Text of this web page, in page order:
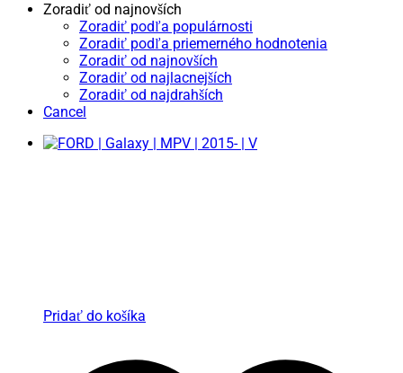
Zoradiť od najnovších
Zoradiť podľa populárnosti
Zoradiť podľa priemerného hodnotenia
Zoradiť od najnovších
Zoradiť od najlacnejších
Zoradiť od najdrahších
Cancel
Pridať do košíka